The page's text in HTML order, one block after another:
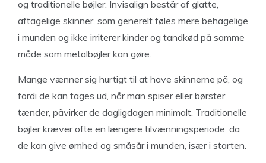
og traditionelle bøjler. Invisalign består af glatte,
aftagelige skinner, som generelt føles mere behagelige
i munden og ikke irriterer kinder og tandkød på samme
måde som metalbøjler kan gøre.
Mange vænner sig hurtigt til at have skinnerne på, og
fordi de kan tages ud, når man spiser eller børster
tænder, påvirker de dagligdagen minimalt. Traditionelle
bøjler kræver ofte en længere tilvænningsperiode, da
de kan give ømhed og småsår i munden, især i starten.